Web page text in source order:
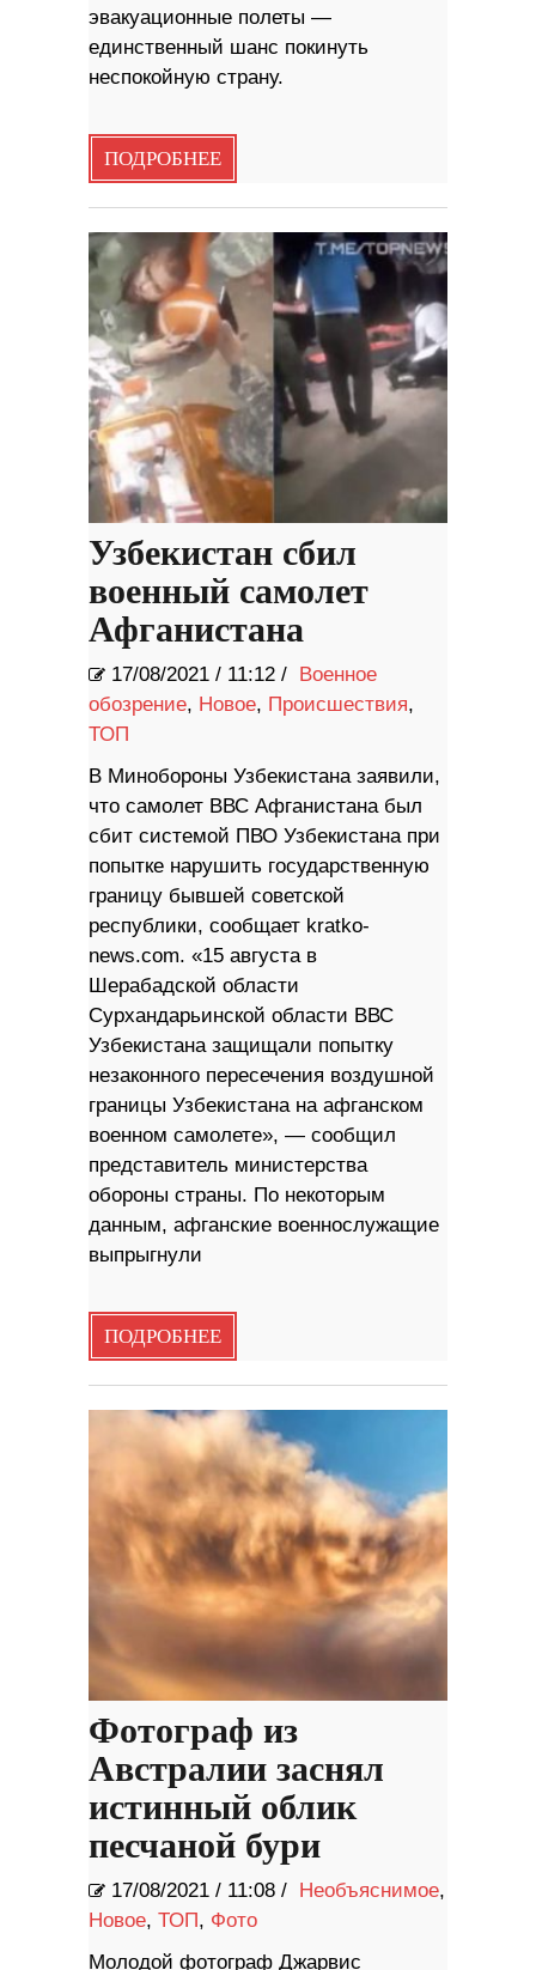
эвакуационные полеты —
единственный шанс покинуть
неспокойную страну.
ПОДРОБНЕЕ
Узбекистан сбил
военный самолет
Афганистана
17/08/2021 / 11:12 / Военное
обозрение, Новое, Происшествия,
ТОП
В Минобороны Узбекистана заявили,
что самолет ВВС Афганистана был
сбит системой ПВО Узбекистана при
попытке нарушить государственную
границу бывшей советской
республики, сообщает kratko-
news.com. «15 августа в
Шерабадской области
Сурхандарьинской области ВВС
Узбекистана защищали попытку
незаконного пересечения воздушной
границы Узбекистана на афганском
военном самолете», — сообщил
представитель министерства
обороны страны. По некоторым
данным, афганские военнослужащие
выпрыгнули
ПОДРОБНЕЕ
Фотограф из
Австралии заснял
истинный облик
песчаной бури
17/08/2021 / 11:08 / Необъяснимое,
Новое, ТОП, Фото
Молодой фотограф Джарвис